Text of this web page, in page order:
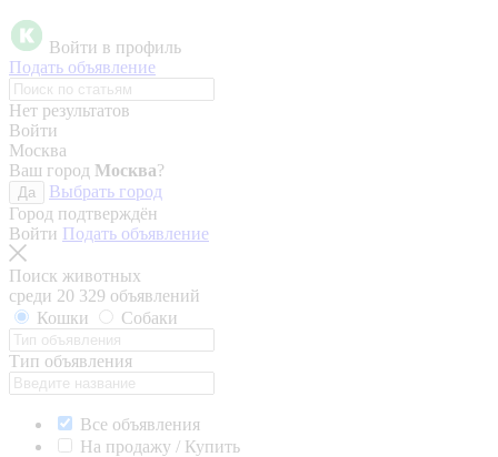
Войти в профиль
Подать объявление
Нет результатов
Войти
Москва
Ваш город Москва?
Да
Выбрать город
Город подтверждён
Войти Подать объявление
Поиск животных
среди 20 329 объявлений
Кошки
Собаки
Тип объявления
Все объявления
На продажу / Купить